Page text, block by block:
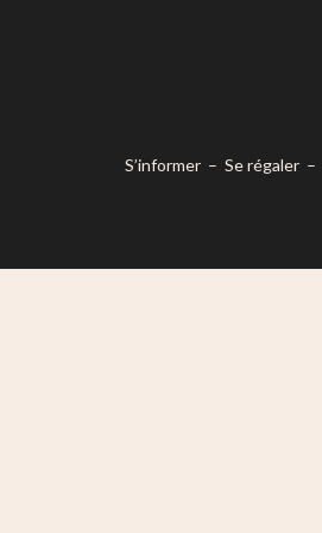
S’informer– Se régaler–